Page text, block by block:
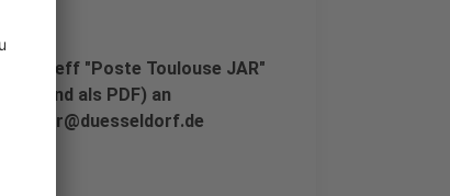
Betreff "Poste Toulouse JAR"
und als PDF) an